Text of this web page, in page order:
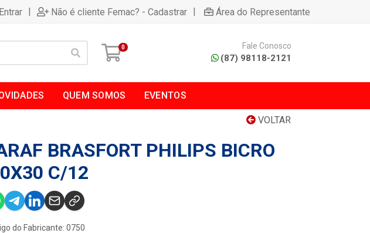
| Não é cliente Femac? - Cadastrar | Área do Representante
0 Fale Conosco
(87) 98118-2121
QUEM SOMOS EVENTOS
VOLTAR
BRASFORT PHILIPS BICRO
C/12
do Fabricante: 0750